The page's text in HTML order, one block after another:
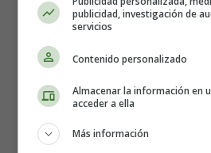
maternidad, el
oportunidades.
3.Desmontando un elefante
Marga, una arquitecta exitosa,
tiempo en rehabilitación. Este
cómo enfrenta los secretos
publicidad, investigación de
servicios
Contenido personalizado
Almacenar la información en
acceder a ella
Más información